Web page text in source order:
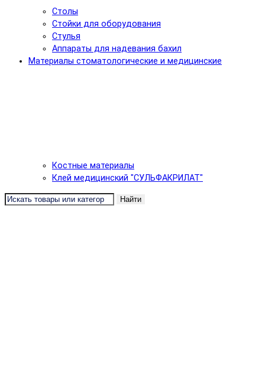
Столы
Стойки для оборудования
Стулья
Аппараты для надевания бахил
Материалы стоматологические и медицинские
Костные материалы
Клей медицинский "СУЛЬФАКРИЛАТ"
Найти